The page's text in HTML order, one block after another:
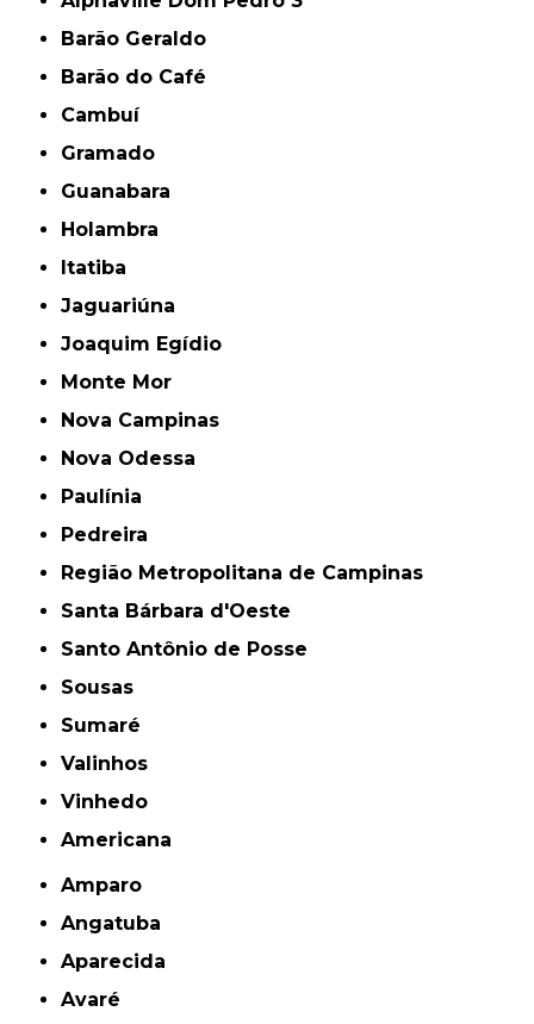
Barão Geraldo
Barão do Café
Cambuí
Gramado
Guanabara
Holambra
Itatiba
Jaguariúna
Joaquim Egídio
Monte Mor
Nova Campinas
Nova Odessa
Paulínia
Pedreira
Região Metropolitana de Campinas
Santa Bárbara d'Oeste
Santo Antônio de Posse
Sousas
Sumaré
Valinhos
Vinhedo
americana
Amparo
Angatuba
Aparecida
Avaré